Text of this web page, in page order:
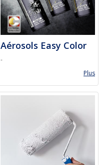
Aérosols Easy Color
-
Plus